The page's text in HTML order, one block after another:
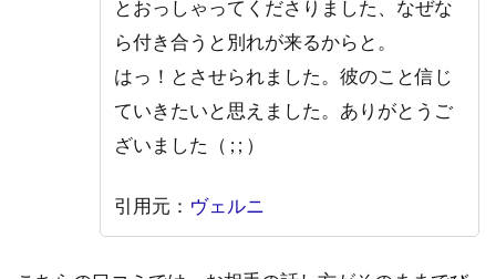
とおっしゃってくださりました、なぜな
ら付き合うと別れが来るからと。
はっ！とさせられました。彼のこと信じ
ていきたいと思えました。ありがとうご
ざいました（ ; ; ）
引用元： ヴェルニ